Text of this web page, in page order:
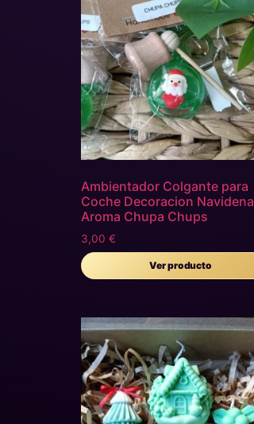
Ambientador Colgante para
Coche Decoracion Navidena
Aroma Chupa Chups
3,00 €
Ver producto